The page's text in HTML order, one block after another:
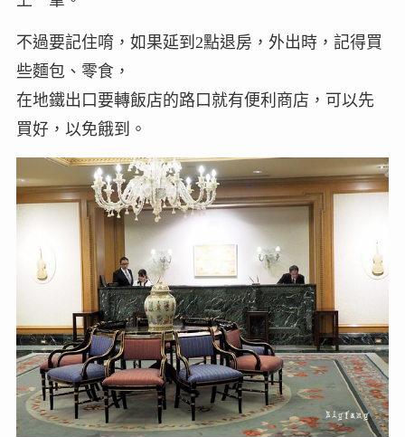
不過要記住唷，如果延到2點退房，外出時，記得買
些麵包、零食，
在地鐵出口要轉飯店的路口就有便利商店，可以先
買好，以免餓到。